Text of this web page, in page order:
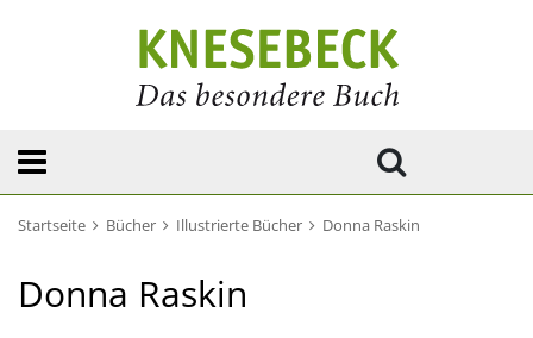
Startseite Bücher Illustrierte Bücher Donna Raskin
Donna Raskin